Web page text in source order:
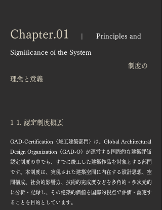
Chapter.01 | Principles and
Significance of the System
制度の
理念と意義
1-1. 認定制度概要
GAD-Certification〈竣工建築部門〉は、Global Architectural
Design Organization（GAD-O）が運営する国際的な建築評価
認定制度の中でも、すでに竣工した建築作品を対象とする部門
です。本制度は、実現された建築空間に内在する設計思想、空
間構成、社会的影響力、技術的完成度などを多角的・多次元的
に分析・記録し、その建築的価値を国際的視点で評価・認定す
ることを目的としています。